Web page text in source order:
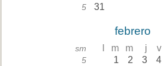
5 31
febrero
sm m m j v
5 1 2 3 4